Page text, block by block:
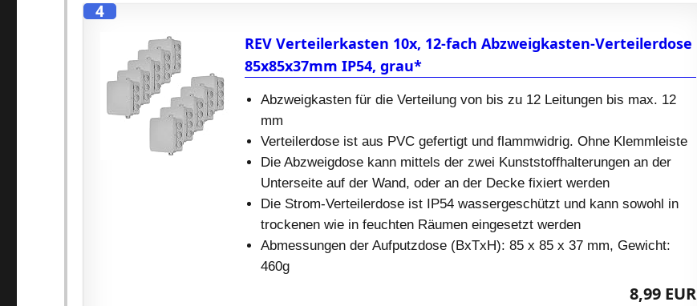
4
REV Verteilerkasten 10x, 12-fach Abzweigkasten-Verteilerdose
85x85x37mm IP54, grau*
Abzweigkasten für die Verteilung von bis zu 12 Leitungen bis max. 12
mm
Verteilerdose ist aus PVC gefertigt und flammwidrig. Ohne Klemmleiste
Die Abzweigdose kann mittels der zwei Kunststoffhalterungen an der
Unterseite auf der Wand, oder an der Decke fixiert werden
Die Strom-Verteilerdose ist IP54 wassergeschützt und kann sowohl in
trockenen wie in feuchten Räumen eingesetzt werden
Abmessungen der Aufputzdose (BxTxH): 85 x 85 x 37 mm, Gewicht:
460g
8,99 EUR